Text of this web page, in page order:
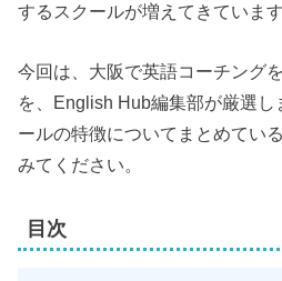
するスクールが増えてきています
今回は、大阪で英語コーチング
を、English Hub編集部が厳選し
ールの特徴についてまとめてい
みてください。
目次